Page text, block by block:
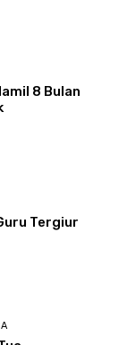
8 Bulan
Tergiur